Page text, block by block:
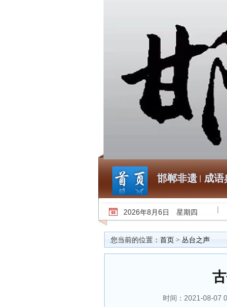
邯郸非遗 成语
2026年8月6日 星期四
您当前的位置： 首页 > 丛台之声
时间：2021-08-07